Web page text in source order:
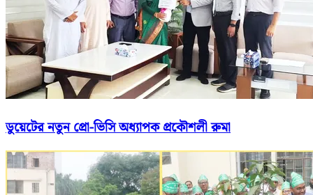
ডুয়েটের নতুন প্রো-ভিসি অধ্যাপক প্রকৌশলী রুমা